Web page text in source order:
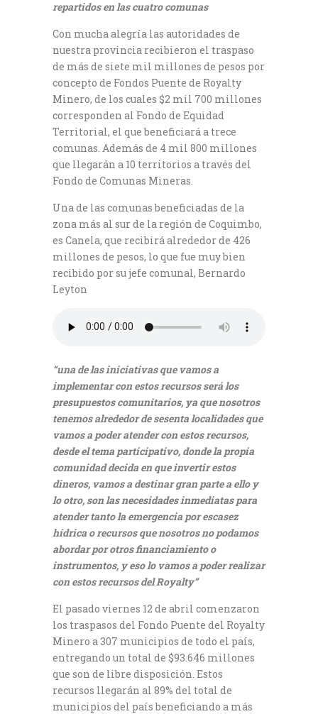
repartidos en las cuatro comunas
Con mucha alegría las autoridades de
nuestra provincia recibieron el traspaso
de más de siete mil millones de pesos por
concepto de Fondos Puente de Royalty
Minero, de los cuales $2 mil 700 millones
corresponden al Fondo de Equidad
Territorial, el que beneficiará a trece
comunas. Además de 4 mil 800 millones
que llegarán a 10 territorios a través del
Fondo de Comunas Mineras.
Una de las comunas beneficiadas de la
zona más al sur de la región de Coquimbo,
es Canela, que recibirá alrededor de 426
millones de pesos, lo que fue muy bien
recibido por su jefe comunal, Bernardo
Leyton
“una de las iniciativas que vamos a
implementar con estos recursos será los
presupuestos comunitarios, ya que nosotros
tenemos alrededor de sesenta localidades que
vamos a poder atender con estos recursos,
desde el tema participativo, donde la propia
comunidad decida en que invertir estos
dineros, vamos a destinar gran parte a ello y
lo otro, son las necesidades inmediatas para
atender tanto la emergencia por escasez
hídrica o recursos que nosotros no podamos
abordar por otros financiamiento o
instrumentos, y eso lo vamos a poder realizar
con estos recursos del Royalty”
El pasado viernes 12 de abril comenzaron
los traspasos del Fondo Puente del Royalty
Minero a 307 municipios de todo el país,
entregando un total de $93.646 millones
que son de libre disposición. Estos
recursos llegarán al 89% del total de
municipios del país beneficiando a más